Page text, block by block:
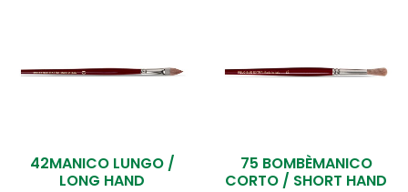
42MANICO LUNGO /
LONG HAND
75 BOMBÈMANICO
CORTO / SHORT HAND